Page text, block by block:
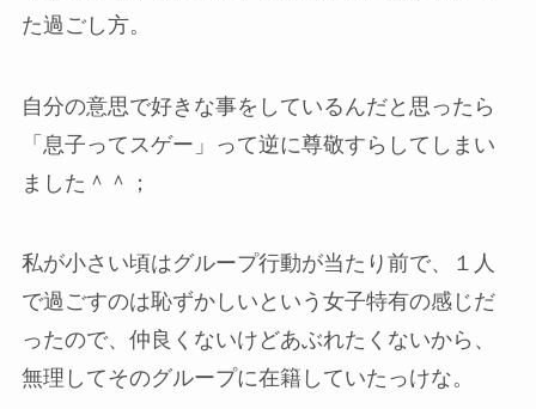
た過ごし方。
自分の意思で好きな事をしているんだと思ったら
「息子ってスゲー」って逆に尊敬すらしてしまい
ました＾＾；
私が小さい頃はグループ行動が当たり前で、１人
で過ごすのは恥ずかしいという女子特有の感じだ
ったので、仲良くないけどあぶれたくないから、
無理してそのグループに在籍していたっけな。